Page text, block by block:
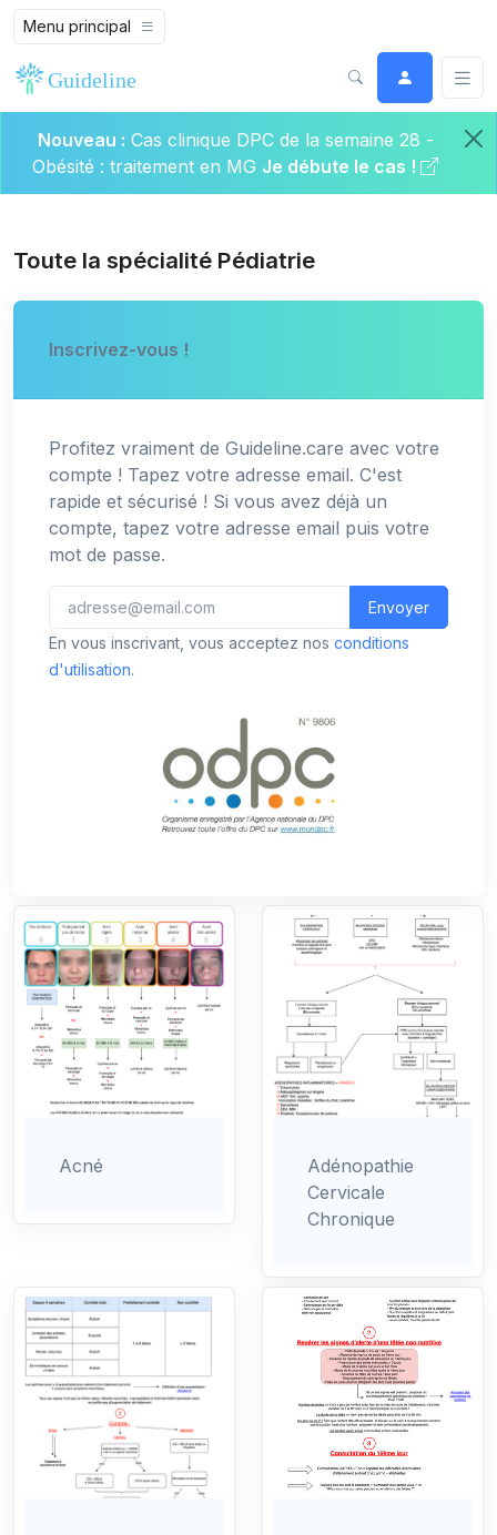
Menu principal
Nouveau : Cas clinique DPC de la semaine 28 -
Obésité : traitement en MG Je débute le cas !
Toute la spécialité Pédiatrie
Acné
Adénopathie
Cervicale
Chronique
Inscrivez-vous !
Profitez vraiment de Guideline.care avec votre
compte ! Tapez votre adresse email. C'est
rapide et sécurisé ! Si vous avez déjà un
compte, tapez votre adresse email puis votre
mot de passe.
Envoyer
En vous inscrivant, vous acceptez nos conditions
d'utilisation.